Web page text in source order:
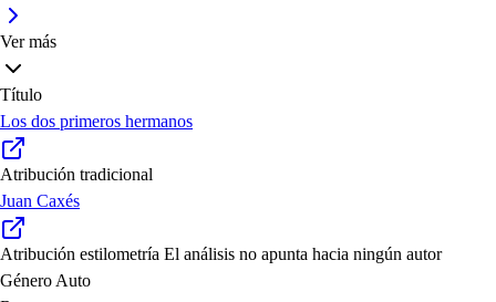
Ver más
Título
Los dos primeros hermanos
Atribución tradicional
Juan Caxés
Atribución estilometría El análisis no apunta hacia ningún autor
Género Auto